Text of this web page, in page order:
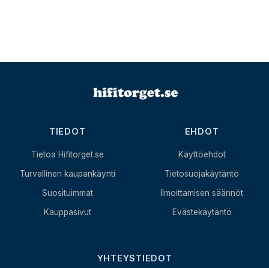
TIEDOT
Tietoa Hifitorget.se
Turvallinen kaupankäynti
Suosituimmat
Kauppasivut
EHDOT
Käyttöehdot
Tietosuojakäytäntö
Ilmoittamisen säännöt
Evästekäytäntö
YHTEYSTIEDOT